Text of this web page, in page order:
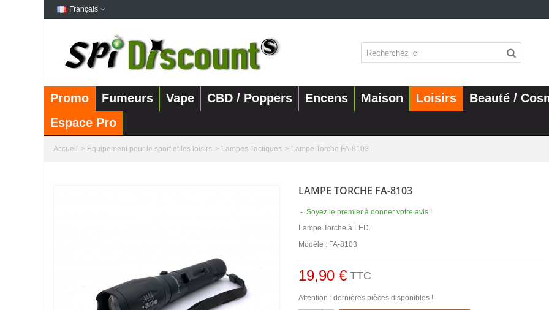
Français
Promo Fumeurs Vape CBD / Poppers Encens Maison Loisirs
Beauté /
Espace Pro
Accueil > Equipement pour le sport et les loisirs > Lampes Tactiques > Lampe Torche FA-8103
LAMPE TORCHE FA-8103
- Soyez le premier à donner votre avis !
Lampe Torche à LED.
Modèle : FA-8103
19,90 € TTC
Attention : dernières pièces disponibles !